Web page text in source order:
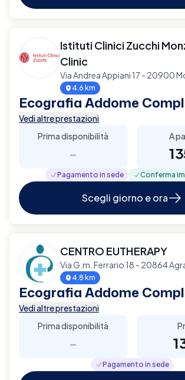
Istituti Clinici Zucchi
Clinic
Via Andrea Appiani 17 - 20900
4.6 km
Ecografia Addome
Vedi altre prestazioni
Prima disponibilità
-
A
Pagamento in sede Conferma
Scegli giorno e ora
CENTRO EUTHERAPY
Via G.m. Ferrario 18 - 20864
4.8 km
Ecografia Addome
Vedi altre prestazioni
Prima disponibilità
-
Pagamento in sede